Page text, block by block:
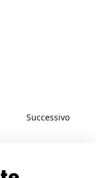
Successivo